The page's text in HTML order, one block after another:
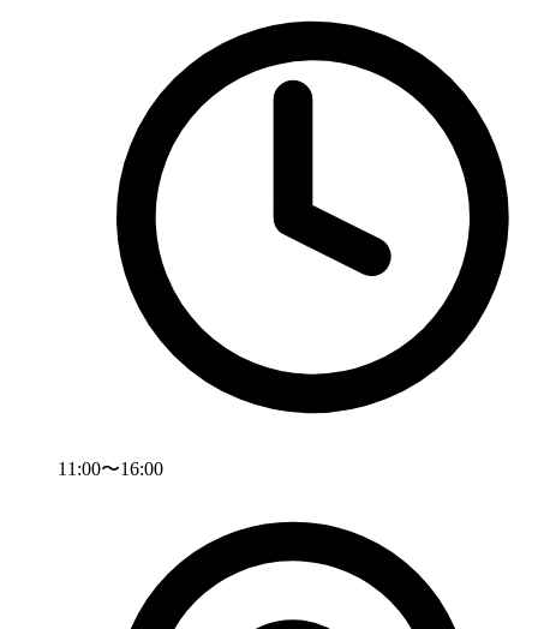
11:00〜16:00